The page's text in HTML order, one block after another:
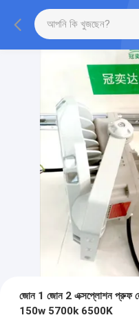
জোন 1 জোন 2 এক্সপ্লোশন প্রুফ
150w 5700k 6500K